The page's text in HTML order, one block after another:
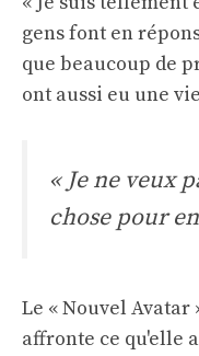
gens font en
que beaucoup de
ont aussi eu une
« Je ne veux
chose pour
Le « Nouvel Avatar
affronte ce qu'elle